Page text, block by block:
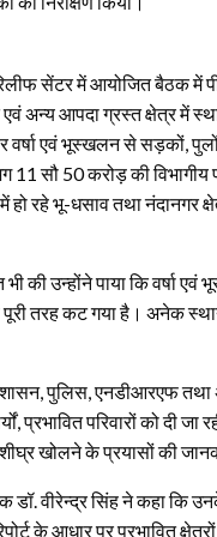
सेंटर में आयोजित बैठक में
एवं अन्य आपदा ग्रस्त क्षेत्र में
वर्षा एवं भूस्खलन से सड़कों,
सौ 50 करोड़ की विभागीय
हो रहे भू-धसाव तथा नंदानगर
भी की उन्होंने पाया कि वर्षा
पूरी तरह कट गया है। अनेक
पुलिस, एनडीआरएफ तथा
प्रभावित परिवारों को दी
खोलने के प्रयासों की
वीरेन्द्र सिंह ने कहा कि
के आधार पर प्रभावित